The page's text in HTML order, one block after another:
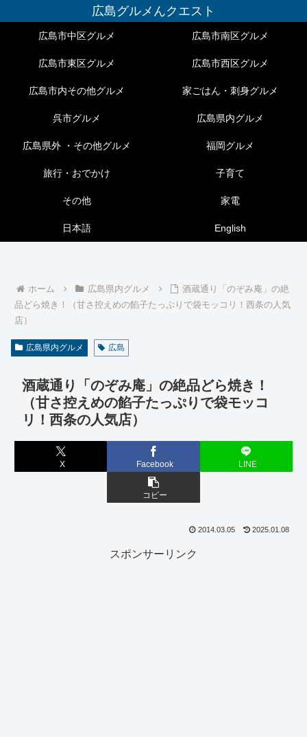
広島グルメんクエスト
広島市中区グルメ 広島市南区グルメ
広島市東区グルメ 広島市西区グルメ
広島市内その他グルメ 家ごはん・刺身グルメ
呉市グルメ 広島県内グルメ
広島県外 ・その他グルメ 福岡グルメ
旅行・おでかけ 子育て
その他 家電
日本語 English
ホーム 広島県内グルメ
酒蔵通り「のぞみ庵」の絶
品どら焼き！（甘さ控えめの餡子たっぷりで袋モッコリ！西条の人気
店）
広島県内グルメ 広島
酒蔵通り「のぞみ庵」の絶品どら焼き！
（甘さ控えめの餡子たっぷりで袋モッコ
リ！西条の人気店）
X Facebook LINE
コピー
2014.03.05 2025.01.08
スポンサーリンク